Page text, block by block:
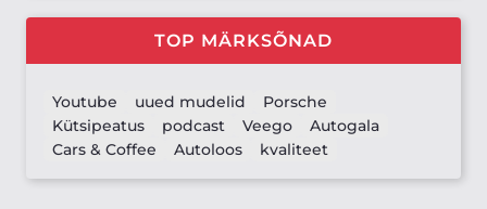
TOP MÄRKSÕNAD
Youtube uued mudelid
Porsche
Kütsipeatus
podcast Veego
Autogala
Cars & Coffee
Autoloos kvaliteet